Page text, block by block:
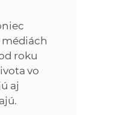
roku
vo
aj